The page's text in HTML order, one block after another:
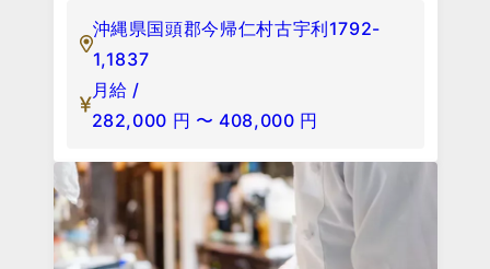
沖縄県国頭郡今帰仁村古宇利1792-
1,1837
月給 /
282,000 円 〜 408,000 円